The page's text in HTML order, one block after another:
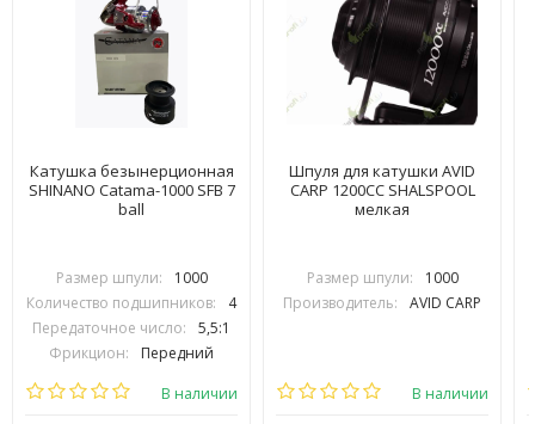
Катушка безынерционная
SHINANO Catama-1000 SFB 7
ball
Размер шпули:
1000
Количество подшипников:
4
Передаточное число:
5,5:1
Фрикцион:
Передний
Вес (гр.):
В наличии
Шпуля для катушки AVID
CARP 1200СС SHALSPOOL
мелкая
Размер шпули:
1000
Производитель:
AVID CARP
В наличии